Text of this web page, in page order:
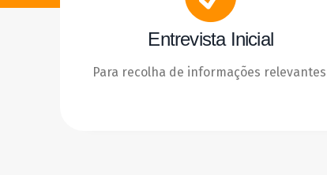
Entrevista Inicial
Para recolha de informações